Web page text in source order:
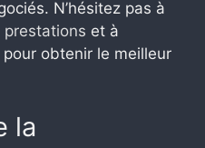
N’hésitez pas à
prestations et à
obtenir le meilleur
la